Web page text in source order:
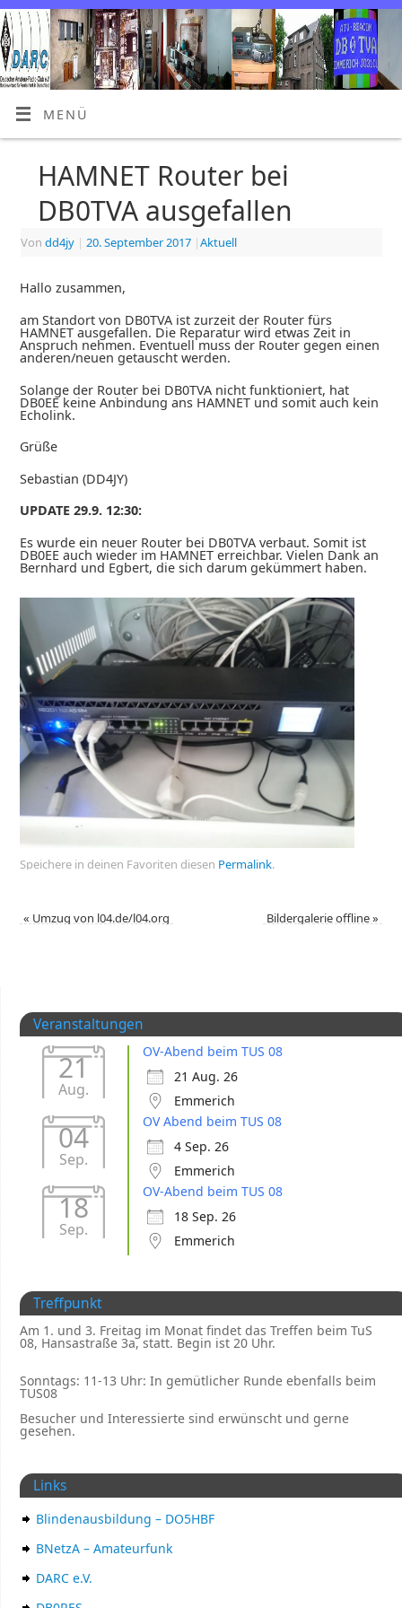
MENÜ
HAMNET Router bei
DB0TVA ausgefallen
Von dd4jy | 20. September 2017 |Aktuell
Hallo zusammen,
am Standort von DB0TVA ist zurzeit der Router fürs
HAMNET ausgefallen. Die Reparatur wird etwas Zeit in
Anspruch nehmen. Eventuell muss der Router gegen einen
anderen/neuen getauscht werden.
Solange der Router bei DB0TVA nicht funktioniert, hat
DB0EE keine Anbindung ans HAMNET und somit auch kein
Echolink.
Grüße
Sebastian (DD4JY)
UPDATE 29.9. 12:30:
Es wurde ein neuer Router bei DB0TVA verbaut. Somit ist
DB0EE auch wieder im HAMNET erreichbar. Vielen Dank an
Bernhard und Egbert, die sich darum gekümmert haben.
Speichere in deinen Favoriten diesen Permalink.
« Umzug von l04.de/l04.org Bildergalerie offline»
Veranstaltungen
21
Aug.
OV-Abend beim TUS 08
21 Aug. 26
Emmerich
04
Sep.
OV Abend beim TUS 08
4 Sep. 26
Emmerich
18
Sep.
OV-Abend beim TUS 08
18 Sep. 26
Emmerich
Treffpunkt
Am 1. und 3. Freitag im Monat findet das Treffen beim TuS
08, Hansastraße 3a, statt. Begin ist 20 Uhr.
Sonntags: 11-13 Uhr: In gemütlicher Runde ebenfalls beim
TUS08
Besucher und Interessierte sind erwünscht und gerne
gesehen.
Links
Blindenausbildung – DO5HBF
BNetzA – Amateurfunk
DARC e.V.